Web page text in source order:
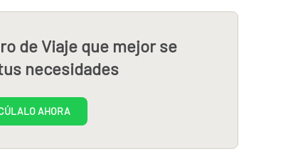
de Viaje que mejor se
necesidades
AHORA